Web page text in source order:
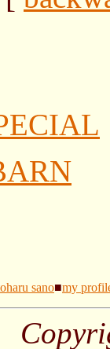
sano■my